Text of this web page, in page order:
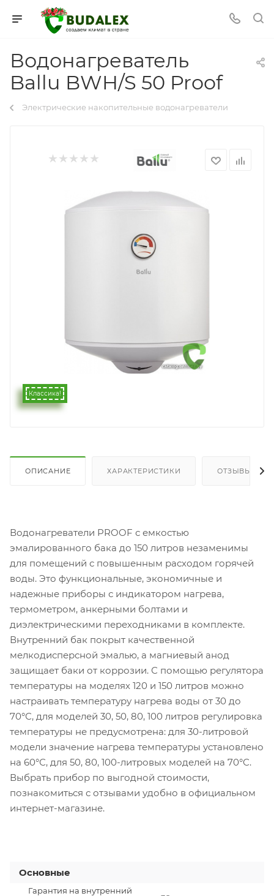
Водонагреватель
Ballu BWH/S 50 Proof
Электрические накопительные водонагреватели
Классика!
ОПИСАНИЕ ХАРАКТЕРИСТИКИ ОТЗЫВЫ
Водонагреватели PROOF с емкостью
эмалированного бака до 150 литров незаменимы
для помещений с повышенным расходом горячей
воды. Это функциональные, экономичные и
надежные приборы с индикатором нагрева,
термометром, анкерными болтами и
диэлектрическими переходниками в комплекте.
Внутренний бак покрыт качественной
мелкодисперсной эмалью, а магниевый анод
защищает баки от коррозии. С помощью регулятора
температуры на моделях 120 и 150 литров можно
настраивать температуру нагрева воды от 30 до
70°С, для моделей 30, 50, 80, 100 литров регулировка
температуры не предусмотрена: для 30-литровой
модели значение нагрева температуры установлено
на 60°С, для 50, 80, 100-литровых моделей на 70°С.
Выбрать прибор по выгодной стоимости,
познакомиться с отзывами удобно в официальном
интернет-магазине.
Основные
Гарантия на внутренний